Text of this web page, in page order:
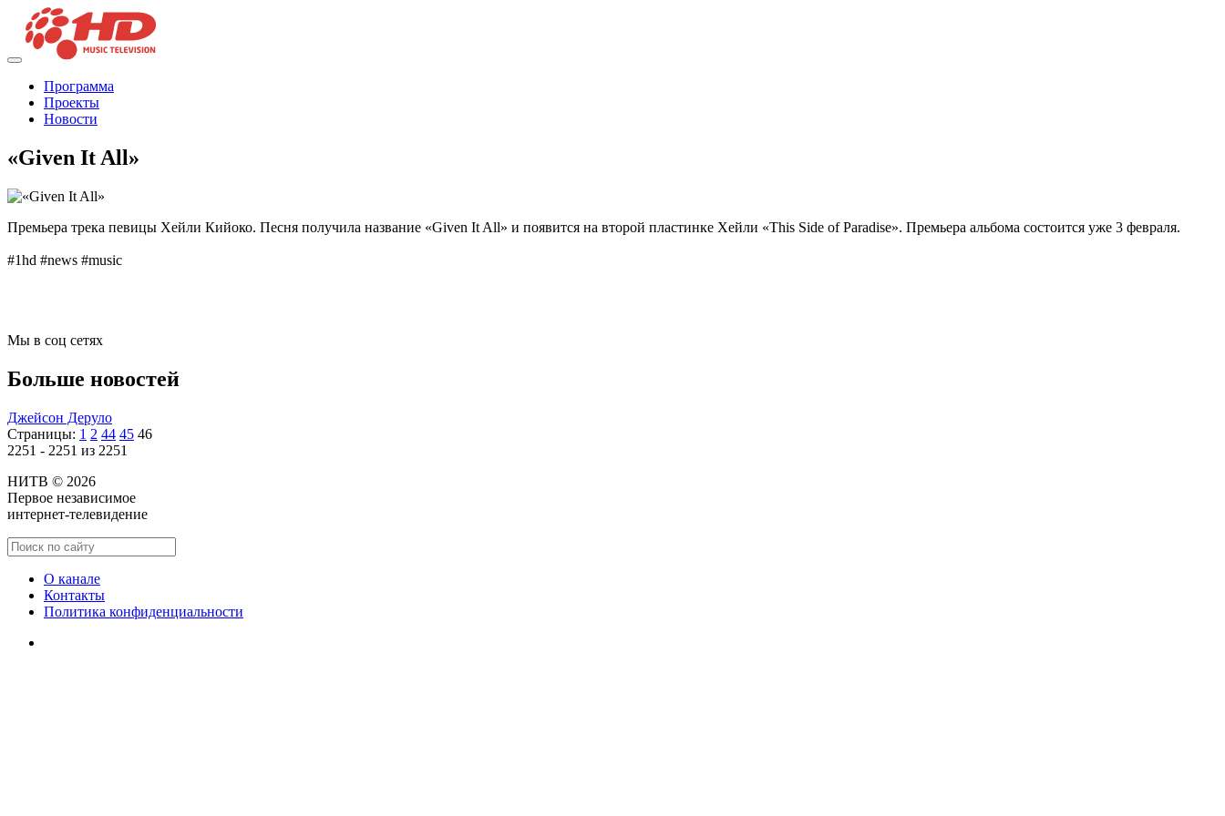
Программа
Проекты
Новости
«Given It All»
Премьера трека певицы Хейли Кийоко. Песня получила название «Given It All» и появится на второй пластинке Хейли «This Side of Paradise». Премьера альбома состоится уже 3 февраля.
#1hd #news #music
Мы в соц сетях
Больше новостей
Джейсон Деруло
Страницы: 1 2 44 45 46
2251 - 2251 из 2251
НИТВ © 2026
Первое независимое
интернет-телевидение
О канале
Контакты
Политика конфиденциальности